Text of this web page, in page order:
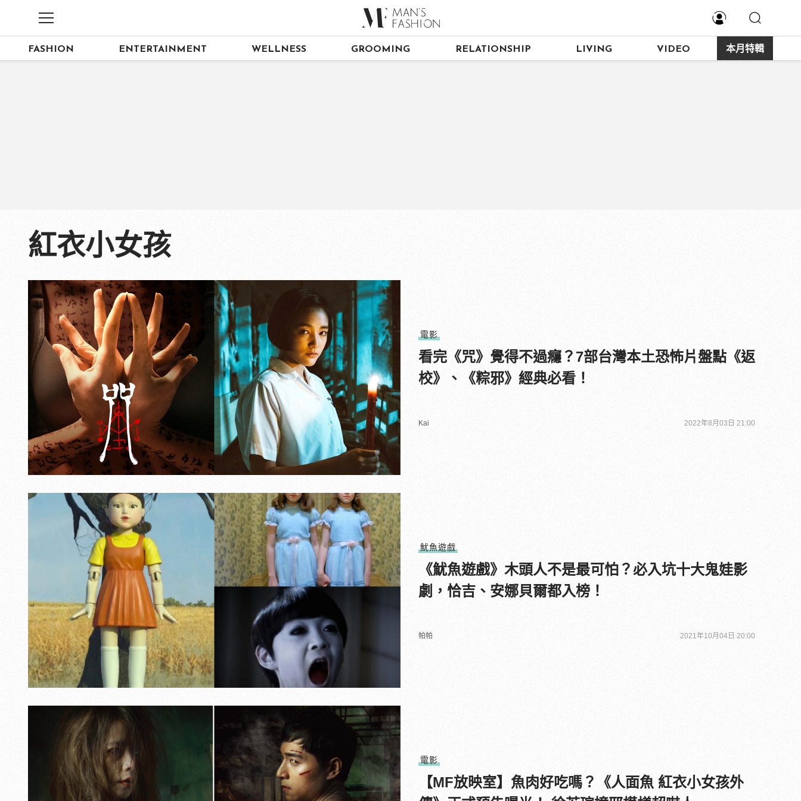
FASHION ENTERTAINMENT WELLNESS GROOMING RELATIONSHIP LIVING VIDEO 本月特輯
紅衣小女孩
電影
看完《咒》覺得不過癮？7部台灣本土恐怖片盤點《返
校》、《粽邪》經典必看！
Kai 2022年8月03日 21:00
魷魚遊戲
《魷魚遊戲》木頭人不是最可怕？必入坑十大鬼娃影
劇，恰吉、安娜貝爾都入榜！
帕帕 2021年10月04日 20:00
電影
【MF放映室】魚肉好吃嗎？《人面魚 紅衣小女孩外